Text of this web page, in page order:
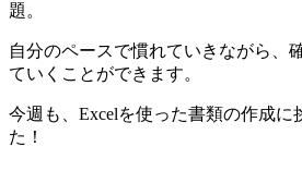
題。
自分のペースで慣れていきながら、
ていくことができます。
今週も、 Excelを使った書類の作成に
た！